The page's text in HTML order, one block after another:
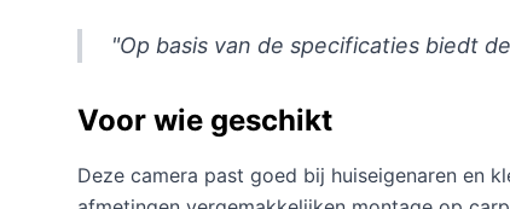
"Op basis van de specificaties biedt
Voor wie geschikt
Deze camera past goed bij huiseigenaren en